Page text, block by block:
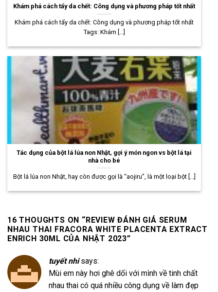
Khám phá cách tẩy da chết: Công dụng và phương pháp tốt nhất
Khám phá cách tẩy da chết: Công dụng và phương pháp tốt nhất
Tags: Khám [...]
Tác dụng của bột lá lúa non Nhật, gợi ý món ngon vs bột lá tại
nhà cho bé
Bột lá lúa non Nhật, hay còn được gọi là “aojiru”, là một loại bột [...]
16 THOUGHTS ON “REVIEW ĐÁNH GIÁ SERUM
NHAU THAI FRACORA WHITE PLACENTA EXTRACT
ENRICH 30ML CỦA NHẬT 2023”
tuyết nhi says:
Mùi em này hơi ghê dối với mình về tinh chất
nhau thai có quá nhiều công dụng về làm đẹp